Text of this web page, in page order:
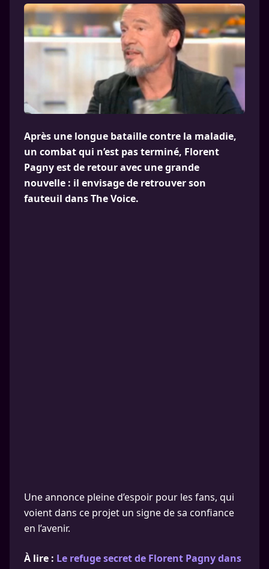
Après une longue bataille contre la maladie,
un combat qui n’est pas terminé, Florent
Pagny est de retour avec une grande
nouvelle : il envisage de retrouver son
fauteuil dans The Voice.
Une annonce pleine d’espoir pour les fans, qui
voient dans ce projet un signe de sa confiance
en l’avenir.
À lire : Le refuge secret de Florent Pagny dans